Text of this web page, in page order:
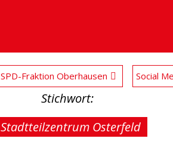
SPD-Fraktion Oberhausen Social
Stichwort:
Stadtteilzentrum Osterfeld